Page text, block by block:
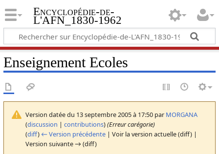
Encyclopédie-de-
L'AFN_1830-1962
Enseignement Ecoles
Version datée du 13 septembre 2005 à 17:50 par MORGANA
(discussion | contributions)(Erreur carégorie)
(diff) ← Version précédente| Voir la version actuelle (diff) |
Version suivante → (diff)